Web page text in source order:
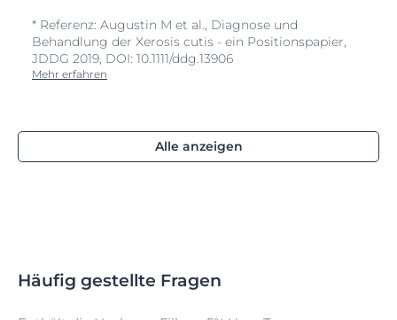
* Referenz: Augustin M et al., Diagnose und
Behandlung der Xerosis cutis - ein Positionspapier,
JDDG 2019, DOI: 10.1111/ddg.13906
Mehr erfahren
Alle anzeigen
Häufig gestellte Fragen